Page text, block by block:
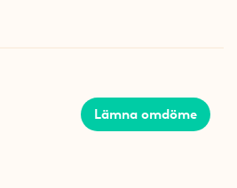
Lämna omdöme